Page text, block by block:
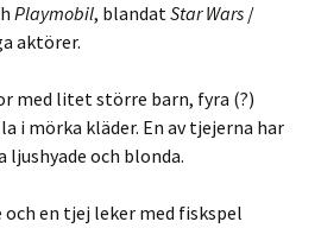
Playmobil, blandatStar Wars /
aktörer.
med litet större barn, fyra (?)
i mörka kläder. En av tjejerna har
och blonda.
en tjej leker med fiskspel